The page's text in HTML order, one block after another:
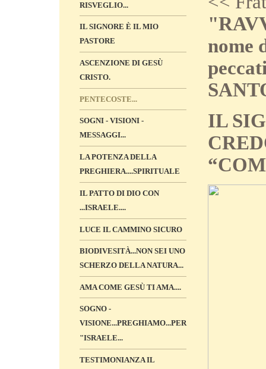
RISVEGLIO...
IL SIGNORE È IL MIO
PASTORE
ASCENZIONE DI GESÙ
CRISTO.
PENTECOSTE...
SOGNI - VISIONI -
MESSAGGI...
LA POTENZA DELLA
PREGHIERA....SPIRITUALE
IL PATTO DI DIO CON
...ISRAELE....
LUCE IL CAMMINO SICURO
BIODIVESITÀ...NON SEI UNO
SCHERZO DELLA NATURA...
AMA COME GESÙ TI AMA....
SOGNO -
VISIONE...PREGHIAMO...PER
"ISRAELE...
TESTIMONIANZA IL
nome
IL